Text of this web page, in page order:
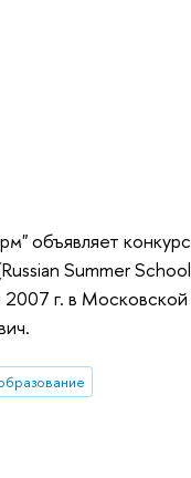
объявляет конкурс
Summer School
2007 г. в Московской